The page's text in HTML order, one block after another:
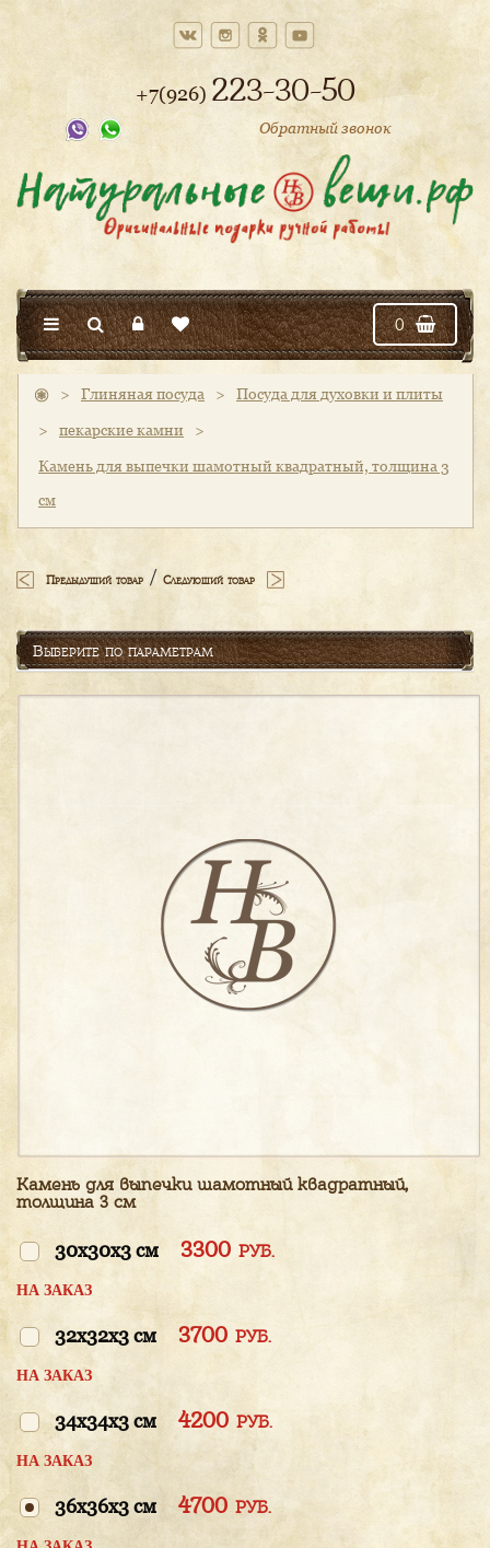
+7(926) 223-30-50
Обратный звонок
0
> Глиняная посуда >
Посуда для духовки и плиты
>
пекарские камни
>
Камень для выпечки шамотный квадратный, толщина 3
см
Предыдущий товар / Следующий товар
Выберите по параметрам
Камень для выпечки шамотный квадратный,
толщина 3 см
30x30x3 см 3300 РУБ.
НА ЗАКАЗ
32x32x3 см 3700 РУБ.
НА ЗАКАЗ
34x34x3 см 4200РУБ.
НА ЗАКАЗ
36x36x3 см 4700 РУБ.